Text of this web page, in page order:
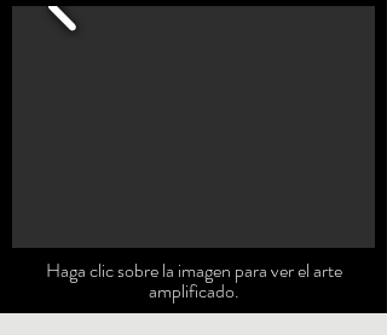
Haga clic sobre la imagen para ver el arte
amplificado.